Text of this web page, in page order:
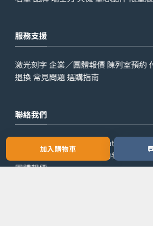
加入購物車
服務支援
激光刻字 企業／團體報價 陳列室預約
退換 常見問題 選購指南
聯絡我們
查詢電話： 9029 7975 WhatsApp：
2861 8762 歡迎預約參觀陳列室
團體報價。